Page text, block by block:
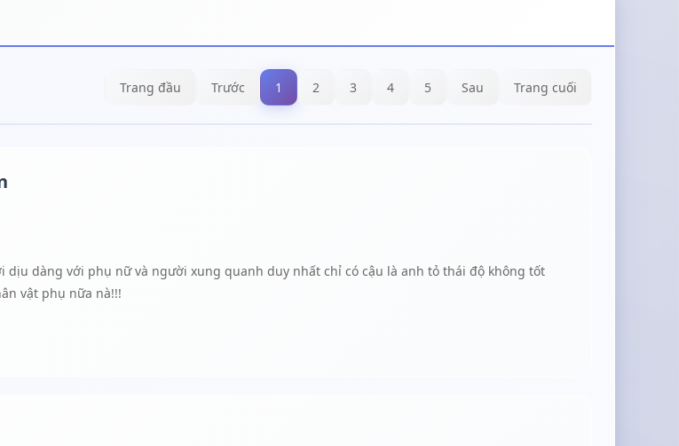
Trang đầu Trước 1 2 3 4 5 Sau Trang cuối
dịu dàng với phụ nữ và người xung quanh duy nhất chỉ có cậu là anh tỏ thái độ không tốt
vật phụ nữa nà!!!